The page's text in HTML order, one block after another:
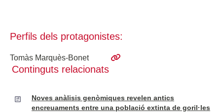
Perfils dels protagonistes:
Tomàs Marquès-Bonet
Continguts relacionats
Noves anàlisis genòmiques revelen antics
encreuaments entre una població extinta de goril·les